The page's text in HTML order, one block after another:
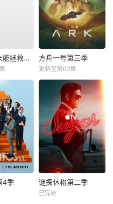
斯图尔特未能拯救宇宙 方舟一号第三季
更新至第02集
4季 谜探休格第二季
已完结